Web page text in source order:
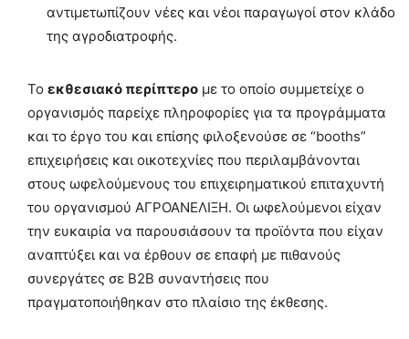
αντιμετωπίζουν νέες και νέοι παραγωγοί στον κλάδο
της αγροδιατροφής.
Το εκθεσιακό περίπτερο με το οποίο συμμετείχε ο
οργανισμός παρείχε πληροφορίες για τα προγράμματα
και το έργο του και επίσης φιλοξενούσε σε “booths”
επιχειρήσεις και οικοτεχνίες που περιλαμβάνονται
στους ωφελούμενους του επιχειρηματικού επιταχυντή
του οργανισμού ΑΓΡΟΑΝΕΛΙΞΗ. Οι ωφελούμενοι είχαν
την ευκαιρία να παρουσιάσουν τα προϊόντα που είχαν
αναπτύξει και να έρθουν σε επαφή με πιθανούς
συνεργάτες σε B2B συναντήσεις που
πραγματοποιήθηκαν στο πλαίσιο της έκθεσης.